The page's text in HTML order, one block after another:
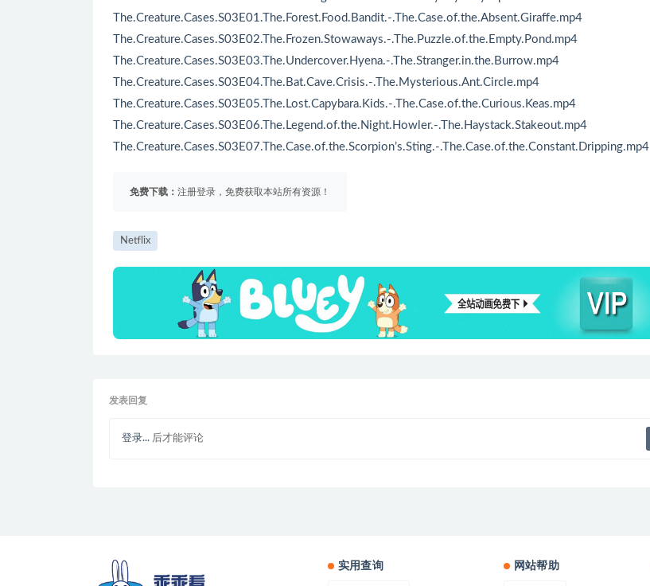
The.Creature.Cases.S03E01.The.Forest.Food.Bandit.-.The.Case.of.the.Absent.Giraffe.mp4
The.Creature.Cases.S03E02.The.Frozen.Stowaways.-.The.Puzzle.of.the.Empty.Pond.mp4
The.Creature.Cases.S03E03.The.Undercover.Hyena.-.The.Stranger.in.the.Burrow.mp4
The.Creature.Cases.S03E04.The.Bat.Cave.Crisis.-.The.Mysterious.Ant.Circle.mp4
The.Creature.Cases.S03E05.The.Lost.Capybara.Kids.-.The.Case.of.the.Curious.Keas.mp4
The.Creature.Cases.S03E06.The.Legend.of.the.Night.Howler.-.The.Haystack.Stakeout.mp4
The.Creature.Cases.S03E07.The.Case.of.the.Scorpion’s.Sting.-.The.Case.of.the.Constant.Dripping.mp4
免费下载： 注册登录，免费获取本站所有资源！
Netflix
发表回复
登录... 后才能评论
实用查询 网站帮助